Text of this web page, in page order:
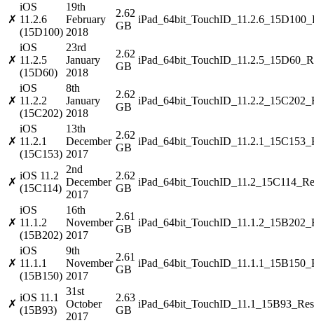
✗
iOS
11.2.6
(15D100)
19th
February
2018
2.62
GB
✗
iOS
11.2.5
(15D60)
23rd
January
2018
2.62
GB
✗
iOS
11.2.2
(15C202)
8th
January
2018
2.62
GB
✗
iOS
11.2.1
(15C153)
13th
December
2017
2.62
GB
✗
iOS 11.2
(15C114)
2nd
December
2017
2.62
GB
✗
iOS
11.1.2
(15B202)
16th
November
2017
2.61
GB
✗
iOS
11.1.1
(15B150)
9th
November
2017
2.61
GB
✗
iOS 11.1
(15B93)
31st
October
2017
2.63
GB